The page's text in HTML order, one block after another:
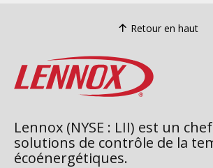
Retour en haut
Lennox (NYSE : LII) est un
solutions de contrôle de la
écoénergétiques.